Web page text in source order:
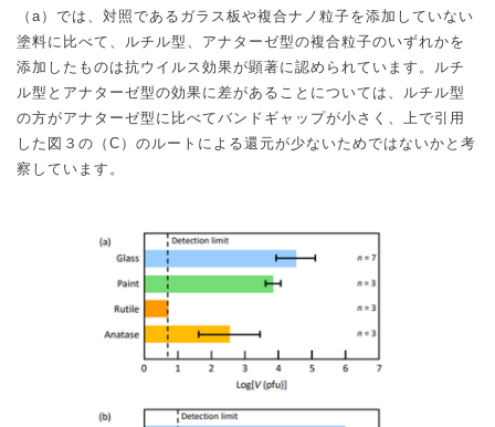
（ a）では、対照であるガラス板や複合ナノ粒子を添加していない
塗料に比べて、ルチル型、アナターゼ型の複合粒子のいずれかを
添加したものは抗ウイルス効果が顕著に認められています。ルチ
ル型とアナターゼ型の効果に差があることについては、ルチル型
の方がアナターゼ型に比べてバンドギャップが小さく、上で引用
した図３の（ C ）のルートによる還元が少ないためではないかと考
察しています。